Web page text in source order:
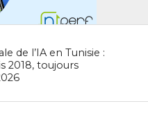
de l’IA en Tunisie :
2018, toujours